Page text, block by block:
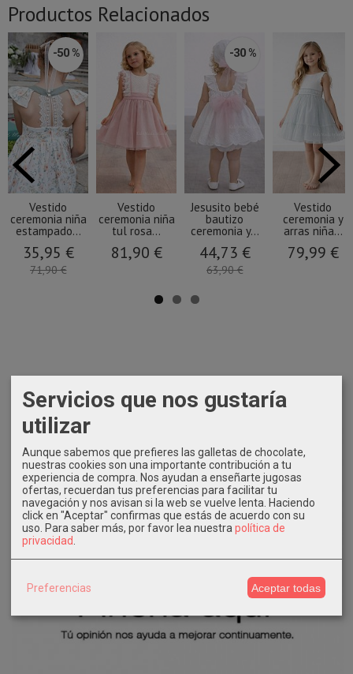
Productos Relacionados
-50 %
Vestido
ceremonia niña
estampado...
35,95 €
71,90 €
Vestido
ceremonia niña
tul rosa...
81,90 €
-30 %
Jesusito bebé
bautizo
ceremonia y...
44,73 €
63,90 €
Vestido
ceremonia y
arras niña...
79,99 €
Servicios que nos gustaría
utilizar
Aunque sabemos que prefieres las galletas de chocolate,
nuestras cookies son una importante contribución a tu
experiencia de compra. Nos ayudan a enseñarte jugosas
ofertas, recuerdan tus preferencias para facilitar tu
navegación y nos avisan si la web se vuelve lenta. Haciendo
click en "Aceptar" confirmas que estás de acuerdo con su
uso. Para saber más, por favor lea nuestra política de
privacidad
Preferencias Aceptar todas